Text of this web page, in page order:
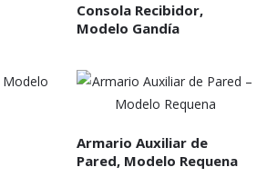
Consola Recibidor,
Modelo Gandía
Armario Auxiliar de
Pared, Modelo Requena